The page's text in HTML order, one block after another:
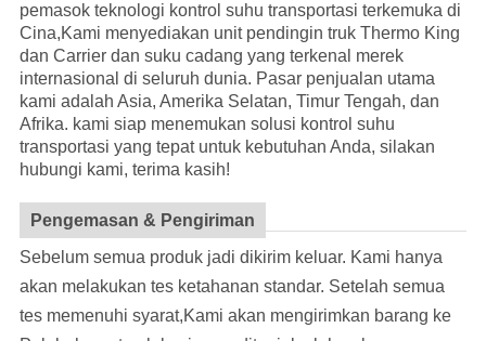
pemasok teknologi kontrol suhu transportasi terkemuka di
Cina,Kami menyediakan unit pendingin truk Thermo King
dan Carrier dan suku cadang yang terkenal merek
internasional di seluruh dunia. Pasar penjualan utama
kami adalah Asia, Amerika Selatan, Timur Tengah, dan
Afrika. kami siap menemukan solusi kontrol suhu
transportasi yang tepat untuk kebutuhan Anda, silakan
hubungi kami, terima kasih!
Pengemasan & Pengiriman
Sebelum semua produk jadi dikirim keluar. Kami hanya
akan melakukan tes ketahanan standar. Setelah semua
tes memenuhi syarat,Kami akan mengirimkan barang ke